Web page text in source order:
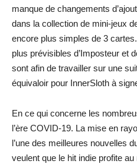
manque de changements
dans la collection de mini-jeux
encore plus simples de 3
plus prévisibles d’Imposteur et
sont afin de travailler sur une
équivaloir pour InnerSloth à
En ce qui concerne les
l’ère COVID-19. La mise en
l’une des meilleures nouvelles
veulent que le hit indie profite